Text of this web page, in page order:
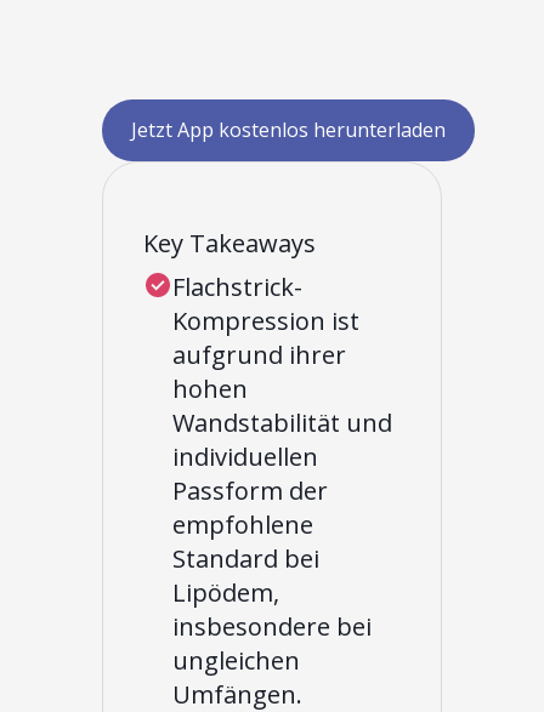
Jetzt App kostenlos herunterladen
Key Takeaways
Flachstrick-
Kompression ist
aufgrund ihrer
hohen
Wandstabilität und
individuellen
Passform der
empfohlene
Standard bei
Lipödem,
insbesondere bei
ungleichen
Umfängen.